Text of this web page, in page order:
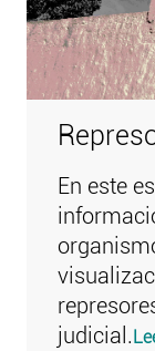
En este
judicial.